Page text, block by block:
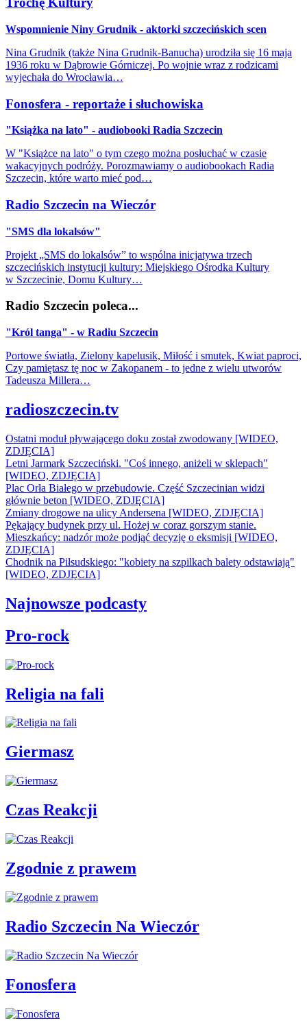
Wspomnienie Niny Grudnik - aktorki szczecińskich scen
Nina Grudnik (także Nina Grudnik-Banucha) urodziła się 16 maja
1936 roku w Dąbrowie Górniczej. Po wojnie wraz z rodzicami
wyjechała do Wrocławia…
Fonosfera - reportaże i słuchowiska
"Książka na lato" - audiobooki Radia Szczecin
W "Książce na lato" o tym czego można posłuchać w czasie
wakacyjnych podróży. Porozmawiamy o audiobookach Radia
Szczecin, które warto mieć pod…
Radio Szczecin na Wieczór
"SMS dla lokalsów"
Projekt „SMS do lokalsów” to wspólna inicjatywa trzech
szczecińskich instytucji kultury: Miejskiego Ośrodka Kultury
w Szczecinie, Domu Kultury…
Radio Szczecin poleca...
"Król tanga" - w Radiu Szczecin
Portowe światła, Zielony kapelusik, Miłość i smutek, Kwiat paproci,
Czy pamiętasz tę noc w Zakopanem - to jedne z wielu utworów
Tadeusza Millera…
radioszczecin.tv
Ostatni moduł pływającego doku został zwodowany [WIDEO,
ZDJĘCIA]
Letni Jarmark Szczeciński. "Coś innego, aniżeli w sklepach"
[WIDEO, ZDJĘCIA]
Plac Orła Białego w przebudowie. Część Szczecinian widzi
głównie beton [WIDEO, ZDJĘCIA]
Zmiany drogowe na ulicy Andersena [WIDEO, ZDJĘCIA]
Pękający budynek przy ul. Hożej w coraz gorszym stanie.
Mieszkańcy: nadzór może podjąć decyzję o eksmisji [WIDEO,
ZDJĘCIA]
Chodnik na Piłsudskiego: "kobiety na szpilkach balety odstawiają"
[WIDEO, ZDJĘCIA]
Najnowsze podcasty
Pro-rock
Religia na fali
Giermasz
Czas Reakcji
Zgodnie z prawem
Radio Szczecin Na Wieczór
Fonosfera